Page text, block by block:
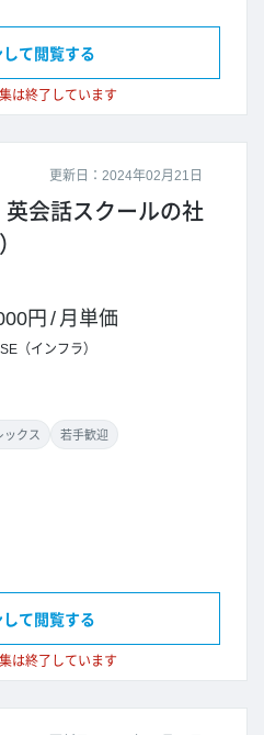
は終了しています
て閲覧する
更新日：2024年02月21日
英会話スクールの社
円 / 月単価
（インフラ）
ックス 若手歓迎
は終了しています
て閲覧する